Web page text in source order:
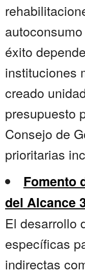
éxito
instituciones
creado
presupuesto
Consejo de
prioritarias
Fomento
del Alcance
El desarrollo
específicas
indirectas